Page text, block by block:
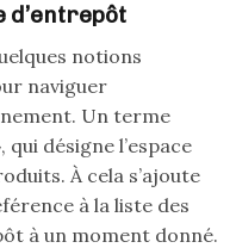
d’entrepôt
notions
naviguer
Un terme
désigne l’espace
À cela s’ajoute
à la liste des
à un moment donné.